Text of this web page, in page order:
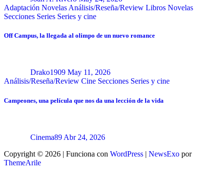
Adaptación Novelas Análisis/Reseña/Review Libros Novelas
Secciones Series Series y cine
Off Campus, la llegada al olimpo de un nuevo romance
Drako1909 May 11, 2026
Análisis/Reseña/Review Cine Secciones Series y cine
Campeones, una película que nos da una lección de la vida
Cinema89 Abr 24, 2026
Copyright © 2026 | Funciona con WordPress | NewsExo por
ThemeArile